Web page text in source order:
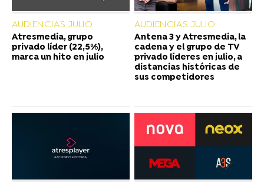
AUDIENCIAS JULIO
Atresmedia, grupo
privado líder (22,5%),
marca un hito en julio
AUDIENCIAS JULIO
Antena 3 y Atresmedia, la
cadena y el grupo de TV
privado líderes en julio, a
distancias históricas de
sus competidores